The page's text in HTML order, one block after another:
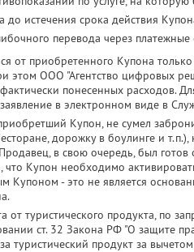
истечения срока действия
перевода через платежные
от приобретенного Купона
этом ООО "Агентство цифровых
понесенных расходов.
в электронном виде в
Купон, не сумел
дорожку в боулинге и
в свою очередь, был готов
Купон необходимо
Купоном - это не является
от туристического продукта, по
ст. 32 Закона РФ "О защите
туристический продукт за